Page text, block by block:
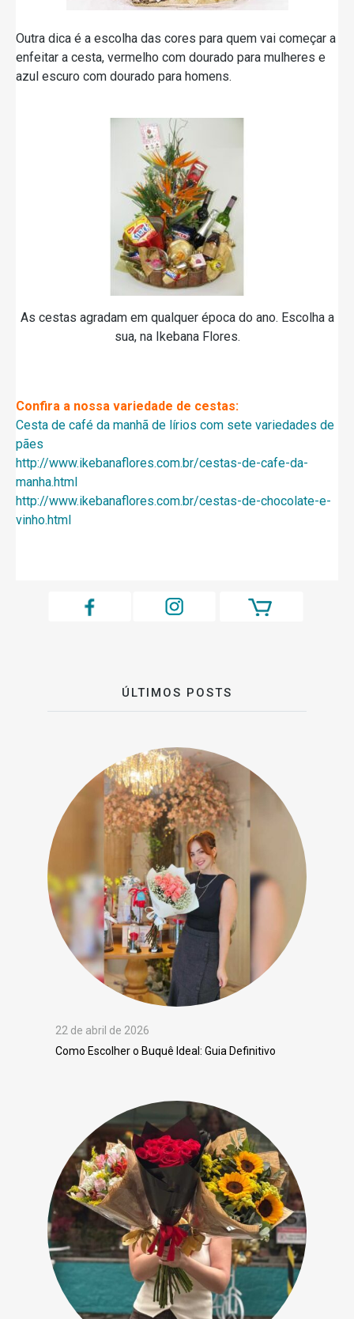
Outra dica é a escolha das cores para quem vai começar a
enfeitar a cesta, vermelho com dourado para mulheres e
azul escuro com dourado para homens.
As cestas agradam em qualquer época do ano. Escolha a
sua, na Ikebana Flores.
Confira a nossa variedade de cestas:
Cesta de café da manhã de lírios com sete variedades de
pães
http://www.ikebanaflores.com.br/cestas-de-cafe-da-
manha.html
http://www.ikebanaflores.com.br/cestas-de-chocolate-e-
vinho.html
ÚLTIMOS POSTS
22 de abril de 2026
Como Escolher o Buquê Ideal: Guia Definitivo